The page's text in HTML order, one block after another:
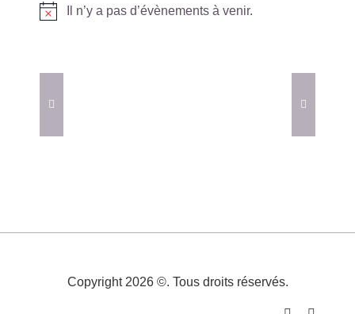
Notice
Il n’y a pas d’évènements à venir.
Copyright 2026 ©. Tous droits réservés.